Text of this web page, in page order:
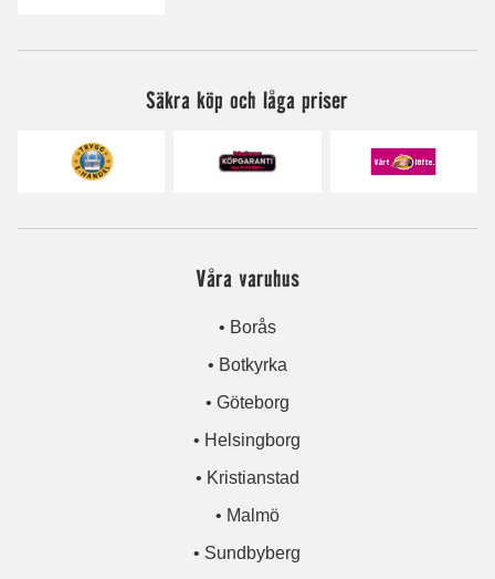
Säkra köp och låga priser
Våra varuhus
• Borås
• Botkyrka
• Göteborg
• Helsingborg
• Kristianstad
• Malmö
• Sundbyberg